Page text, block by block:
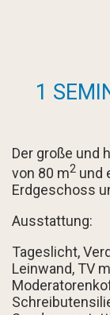
1
Der große und
von 80 m2 und
Erdgeschoss
Ausstattung:
Tageslicht,
Leinwand, TV